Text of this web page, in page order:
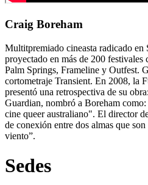
Craig Boreham
Multitpremiado cineasta radicado en
proyectado en más de 200
Palm Springs, Frameline y Outfest.
cortometraje Transient. En 2008, la
presentó una retrospectiva de su
Guardian, nombró a Boreham
cine queer australiano". El director
de conexión entre dos almas que
viento”.
Sedes